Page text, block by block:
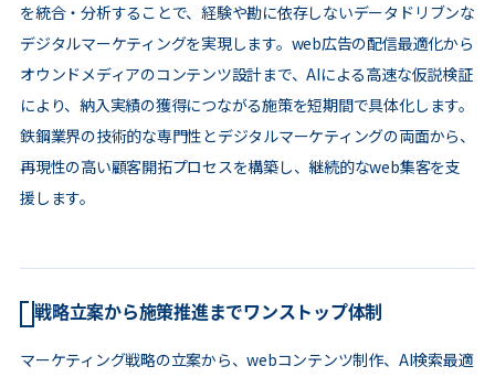
を統合・分析することで、経験や勘に依存しないデータドリブンな
デジタルマーケティングを実現します。web広告の配信最適化から
オウンドメディアのコンテンツ設計まで、AIによる高速な仮説検証
により、納入実績の獲得につながる施策を短期間で具体化します。
鉄鋼業界の技術的な専門性とデジタルマーケティングの両面から、
再現性の高い顧客開拓プロセスを構築し、継続的なweb集客を支
援します。
戦略立案から施策推進までワンストップ体制
マーケティング戦略の立案から、webコンテンツ制作、AI検索最適